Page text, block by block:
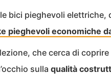
bici pieghevoli
pieghevoli economiche
che cerca di
sulla qualità